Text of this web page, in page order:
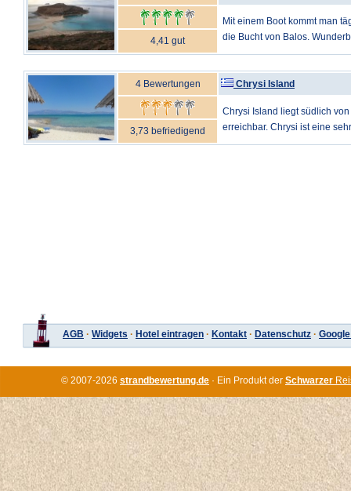
Mit einem Boot kommt man
die Bucht von Balos.
4,41 gut
4 Bewertungen Chrysi Island
Chrysi Island liegt südlich
erreichbar. Chrysi ist eine
3,73 befriedigend
AGB · Widgets · Hotel eintragen · Kontakt · Datenschutz ·
© 2007-2026 strandbewertung.de · Ein Produkt der Schwarzer